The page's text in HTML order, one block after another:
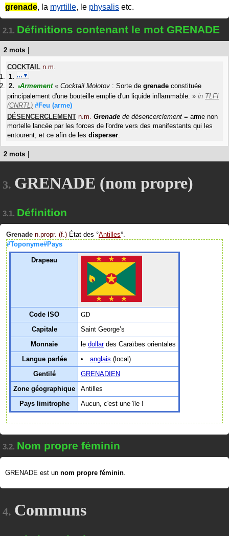
grenade, la myrtille, le physalis etc.
2.1. Définitions contenant le mot GRENADE
2 mots
COCKTAIL n.m.
…▼
#Armement « Cocktail Molotov : Sorte de grenade constituée
principalement d'une bouteille emplie d'un liquide inflammable. » in TLFI
(CNRTL) #Feu (arme)
DÉSENCERCLEMENT n.m. Grenade de désencerclement = arme non
mortelle lancée par les forces de l'ordre vers des manifestants qui les
entourent, et ce afin de les disperser.
2 mots
3. GRENADE (nom propre)
3.1. Définition
Grenade n.propr. (f.) État des Antilles .
#Toponyme#Pays
Drapeau
Code ISO
GD
Capitale
Saint George’s
Monnaie
le dollardes Caraïbes orientales
Langue parlée
anglais (local)
Gentilé
GRENADIEN
Zone géographique
Antilles
Pays limitrophe
Aucun, c'est une île !
3.2. Nom propre féminin
GRENADE est un nom propre féminin.
4. Communs